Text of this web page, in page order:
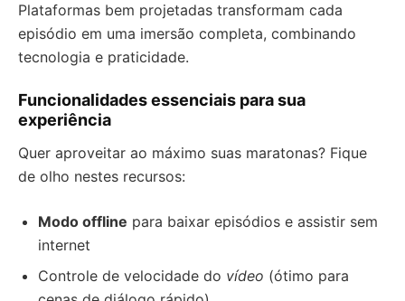
Plataformas bem projetadas transformam cada
episódio em uma imersão completa, combinando
tecnologia e praticidade.
Funcionalidades essenciais para sua
experiência
Quer aproveitar ao máximo suas maratonas? Fique
de olho nestes recursos:
Modo offline para baixar episódios e assistir sem
internet
Controle de velocidade do vídeo (ótimo para